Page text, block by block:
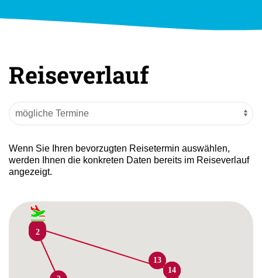
Reiseverlauf
Wenn Sie Ihren bevorzugten Reisetermin auswählen,
werden Ihnen die konkreten Daten bereits im Reiseverlauf
angezeigt.
1
2
10
11
13
14
15